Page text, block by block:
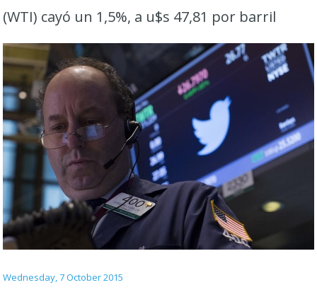
(WTI) cayó un 1,5%, a u$s 47,81 por barril
Wednesday, 7 October 2015